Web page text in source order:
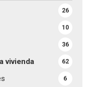
26
10
36
vivienda 62
6